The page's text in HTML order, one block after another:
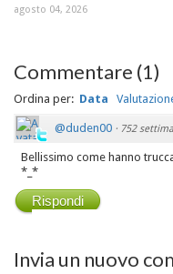
agosto 04, 2026
Commentare (1)
Ordina per: Data
@duden00 · 752
Bellissimo come hanno
*_*
Rispondi
Invia un nuovo